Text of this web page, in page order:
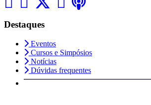
Destaques
Eventos
Cursos e Simpósios
Notícias
Dúvidas frequentes